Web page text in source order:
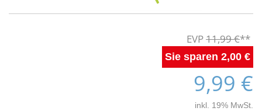
11,99 €
2,00 €
9,99 €
inkl. 19% MwSt.